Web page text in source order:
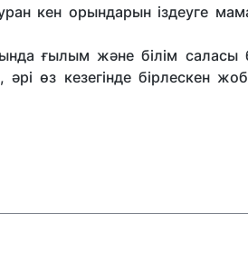
кен орындарын іздеуге
ғылым және білім
өз кезегінде бірлескен